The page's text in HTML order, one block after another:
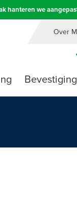
hanteren we
Over
Bevestiging